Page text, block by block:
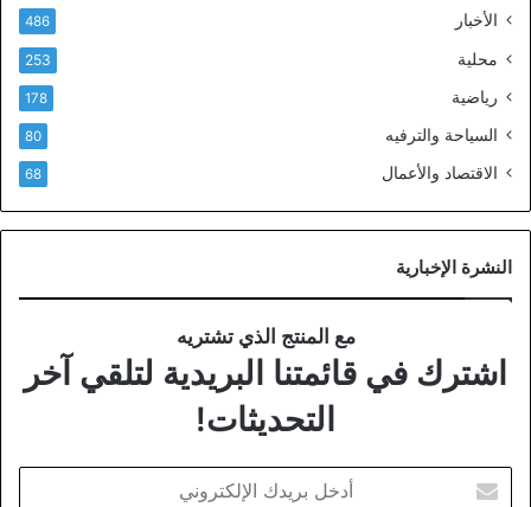
الأخبار 486
محلية 253
رياضية 178
السياحة والترفيه 80
الاقتصاد والأعمال 68
النشرة الإخبارية
مع المنتج الذي تشتريه
اشترك في قائمتنا البريدية لتلقي آخر
التحديثات!
بريدك